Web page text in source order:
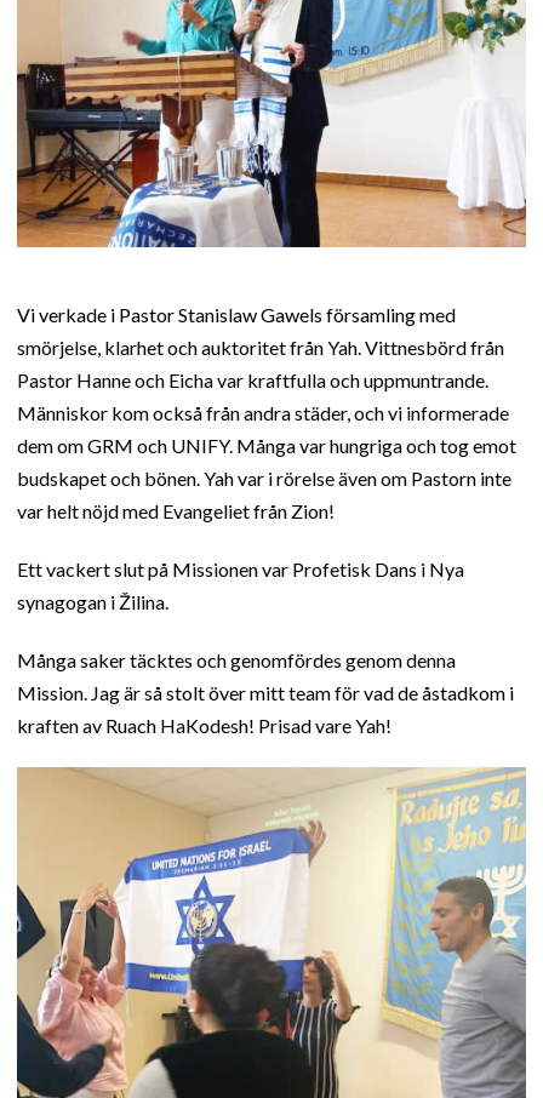
Vi verkade i Pastor Stanislaw Gawels församling med
smörjelse, klarhet och auktoritet från Yah. Vittnesbörd från
Pastor Hanne och Eicha var kraftfulla och uppmuntrande.
Människor kom också från andra städer, och vi informerade
dem om GRM och UNIFY. Många var hungriga och tog emot
budskapet och bönen. Yah var i rörelse även om Pastorn inte
var helt nöjd med Evangeliet från Zion!
Ett vackert slut på Missionen var Profetisk Dans i Nya
synagogan i Žilina.
Många saker täcktes och genomfördes genom denna
Mission. Jag är så stolt över mitt team för vad de åstadkom i
kraften av Ruach HaKodesh! Prisad vare Yah!